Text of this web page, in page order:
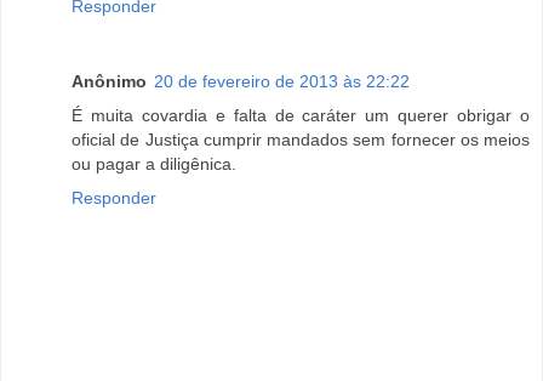
Responder
Anônimo 20 de fevereiro de 2013 às 22:22
É muita covardia e falta de caráter um querer obrigar o
oficial de Justiça cumprir mandados sem fornecer os meios
ou pagar a diligênica.
Responder